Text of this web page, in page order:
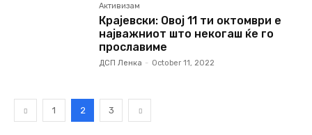
Активизам
Крајевски: Овој 11 ти октомври е
најважниот што некогаш ќе го
прославиме
ДСП Ленка - October 11, 2022
1 2 3